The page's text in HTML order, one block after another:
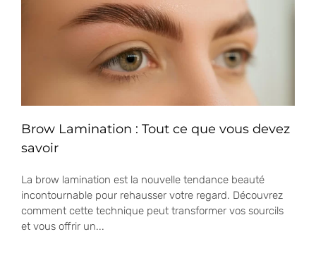
Brow Lamination : Tout ce que vous devez
savoir
La brow lamination est la nouvelle tendance beauté
incontournable pour rehausser votre regard. Découvrez
comment cette technique peut transformer vos sourcils
et vous offrir un...